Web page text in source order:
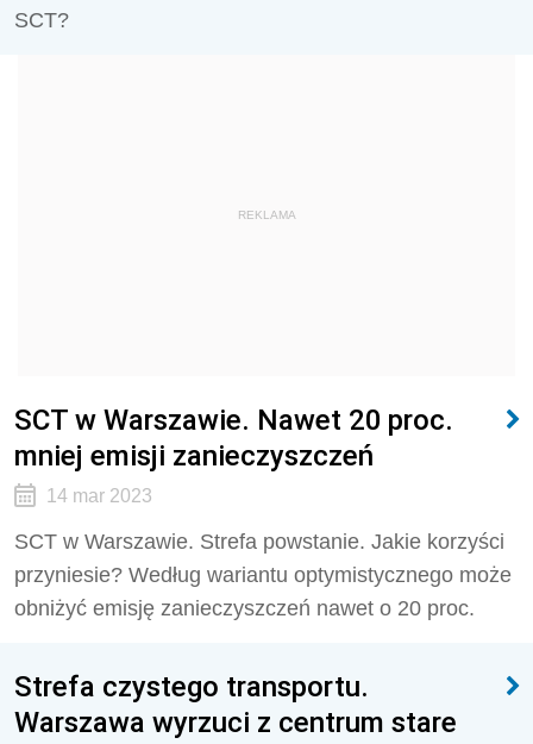
SCT?
REKLAMA
SCT w Warszawie. Nawet 20 proc.
mniej emisji zanieczyszczeń
14 mar 2023
SCT w Warszawie. Strefa powstanie. Jakie korzyści
przyniesie? Według wariantu optymistycznego może
obniżyć emisję zanieczyszczeń nawet o 20 proc.
Strefa czystego transportu.
Warszawa wyrzuci z centrum stare